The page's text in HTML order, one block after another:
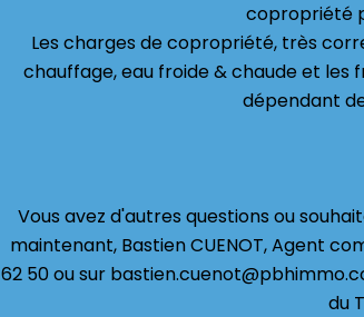
copropriété
Les charges de copropriété, très
chauffage, eau froide & chaude et
dépendant
Vous avez d'autres questions ou
maintenant, Bastien CUENOT, Agent
62 50 ou sur
du